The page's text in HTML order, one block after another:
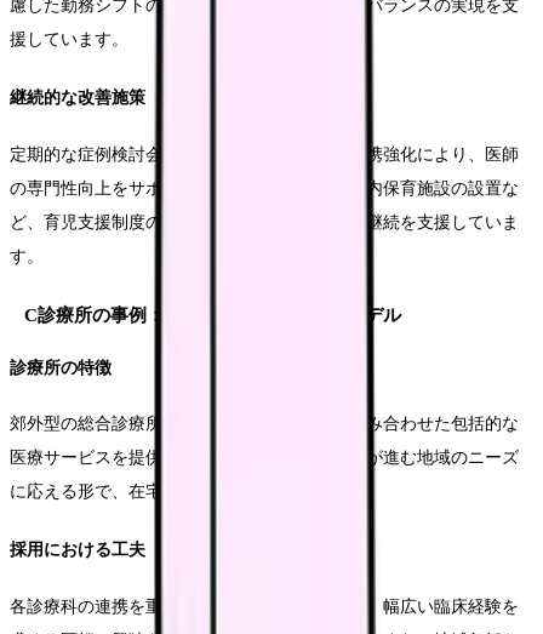
慮した勤務シフトの設計により、ワークライフバランスの実現を支
援しています。
継続的な改善施策
定期的な症例検討会の開催や、大学病院との連携強化により、医師
の専門性向上をサポートしています。また、院内保育施設の設置な
ど、育児支援制度の充実により、長期的な就業継続を支援していま
す。
C診療所の事例：郊外における総合診療モデル
診療所の特徴
郊外型の総合診療所として、複数の診療科を組み合わせた包括的な
医療サービスを提供しています。特に、高齢化が進む地域のニーズ
に応える形で、在宅医療にも力を入れています。
採用における工夫
各診療科の連携を重視した総合診療体制により、幅広い臨床経験を